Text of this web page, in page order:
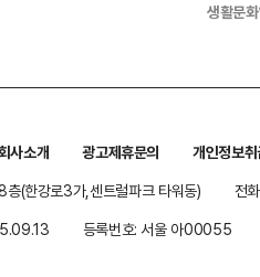
생활문
사소개 광고제휴문의
개인정보
(한강로3가,센트럴파크 타워동)
전
등록번호: 서울 아00055